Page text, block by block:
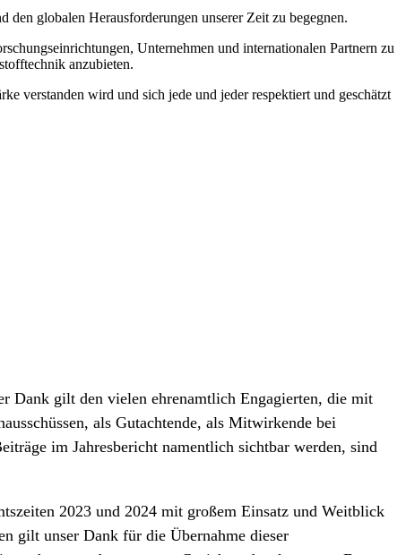
globalen Herausforderungen unserer Zeit zu begegnen.
Unternehmen und internationalen Partnern zu
anzubieten.
verstanden wird und sich jede und jeder respektiert und geschätzt
Dank gilt den vielen ehrenamtlich Engagierten, die mit
als Gutachtende, als Mitwirkende bei
im Jahresbericht namentlich sichtbar werden, sind
2023 und 2024 mit großem Einsatz und Weitblick
gilt unser Dank für die Übernahme dieser